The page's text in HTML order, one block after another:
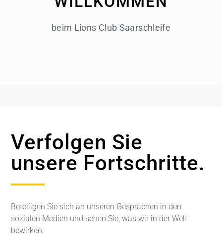
beim Lions Club Saarschleife
Verfolgen Sie
unsere Fortschritte.
Beteiligen Sie sich an unseren Gesprächen in den
sozialen Medien und sehen Sie, was wir in der Welt
bewirken.